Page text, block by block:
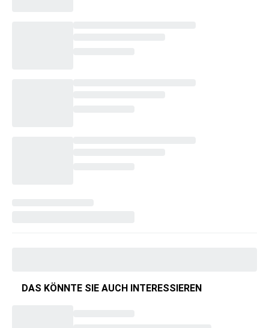
DAS KÖNNTE SIE AUCH INTERESSIEREN